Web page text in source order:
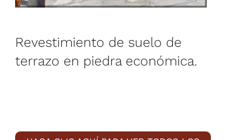
Revestimiento de suelo de
terrazo en piedra económica.